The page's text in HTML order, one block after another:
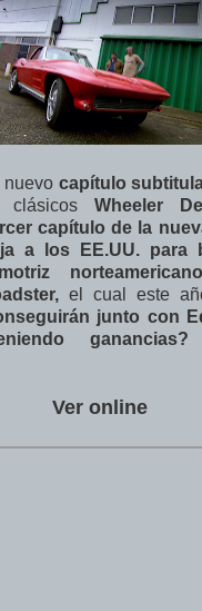
nuevo capítulo
clásicos Wheeler
capítulo de la
a los EE.UU. para
norteamericano
el cual este
junto con
Ver online